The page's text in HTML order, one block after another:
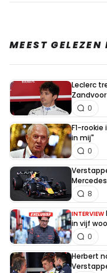
MEEST GELEZEN
Leclerc
0
F1-
in mij"
0
Mercedes
8
INTERVIEW
in vijf
0
Herbert